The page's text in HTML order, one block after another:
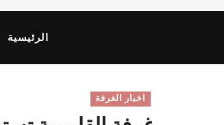
الرئيسية
اخبار الغرفة